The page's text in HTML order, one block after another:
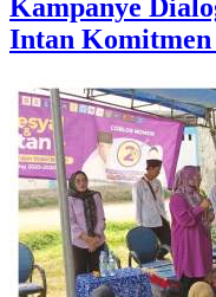
Kampanye
Intan